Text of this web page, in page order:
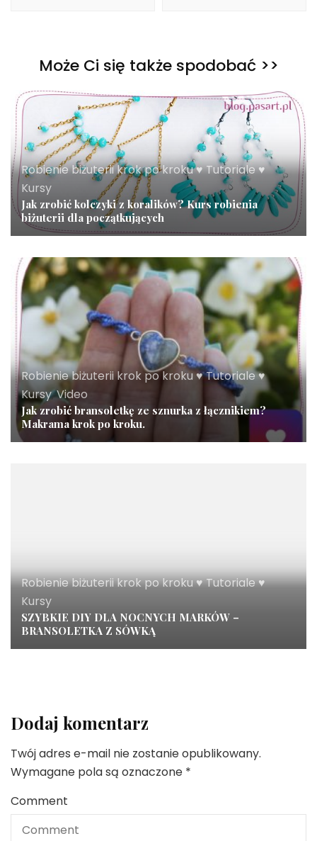
Może Ci się także spodobać >>
Robienie biżuterii krok po kroku ♥ Tutoriale ♥
Kursy
Jak zrobić kolczyki z koralików? Kurs robienia
biżuterii dla początkujących
Robienie biżuterii krok po kroku ♥ Tutoriale ♥
Kursy,Video
Jak zrobić bransoletkę ze sznurka z łącznikiem?
Makrama krok po kroku.
Robienie biżuterii krok po kroku ♥ Tutoriale ♥
Kursy
SZYBKIE DIY DLA NOCNYCH MARKÓW –
BRANSOLETKA Z SÓWKĄ
Dodaj komentarz
Twój adres e-mail nie zostanie opublikowany.
Wymagane pola są oznaczone *
Comment